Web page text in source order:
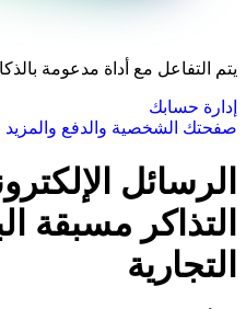
يتم التفاعل مع أداة مدعومة
إدارة حسابك
صفحتك الشخصية والدفع والمزيد
الرسائل
التذاكر مسبقة
التجارية